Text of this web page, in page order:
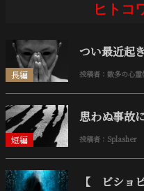
ヒトコ
長編
つい最近起
投稿者：数多の心
短編
思わぬ事故
投稿者：Splasher
【 ビショ